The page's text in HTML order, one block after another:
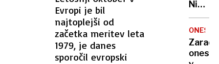
Evropi je bil
najtoplejši od
začetka meritev leta
1979, je danes
sporočil evropski
Nikoli
nisem
da je
to v
moji
Zaradi